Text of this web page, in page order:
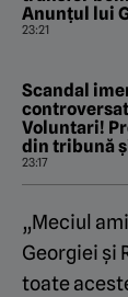
Anunțul lui
23:21
Scandal
Voluntari!
din tribună
23:17
„Meciul
Georgiei și
toate